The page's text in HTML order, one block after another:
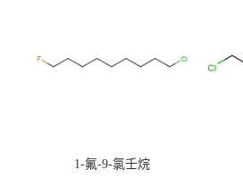
1-氟-9-氯壬烷